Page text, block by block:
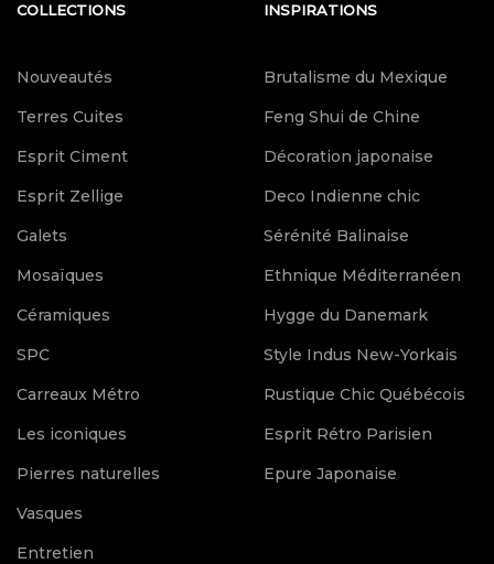
COLLECTIONS
Nouveautés
Terres Cuites
Esprit Ciment
Esprit Zellige
Galets
Mosaïques
Céramiques
SPC
Carreaux Métro
Les iconiques
Pierres naturelles
Vasques
Entretien
INSPIRATIONS
Brutalisme du Mexique
Feng Shui de Chine
Décoration japonaise
Deco Indienne chic
Sérénité Balinaise
Ethnique Méditerranéen
Hygge du Danemark
Style Indus New-Yorkais
Rustique Chic Québécois
Esprit Rétro Parisien
Epure Japonaise